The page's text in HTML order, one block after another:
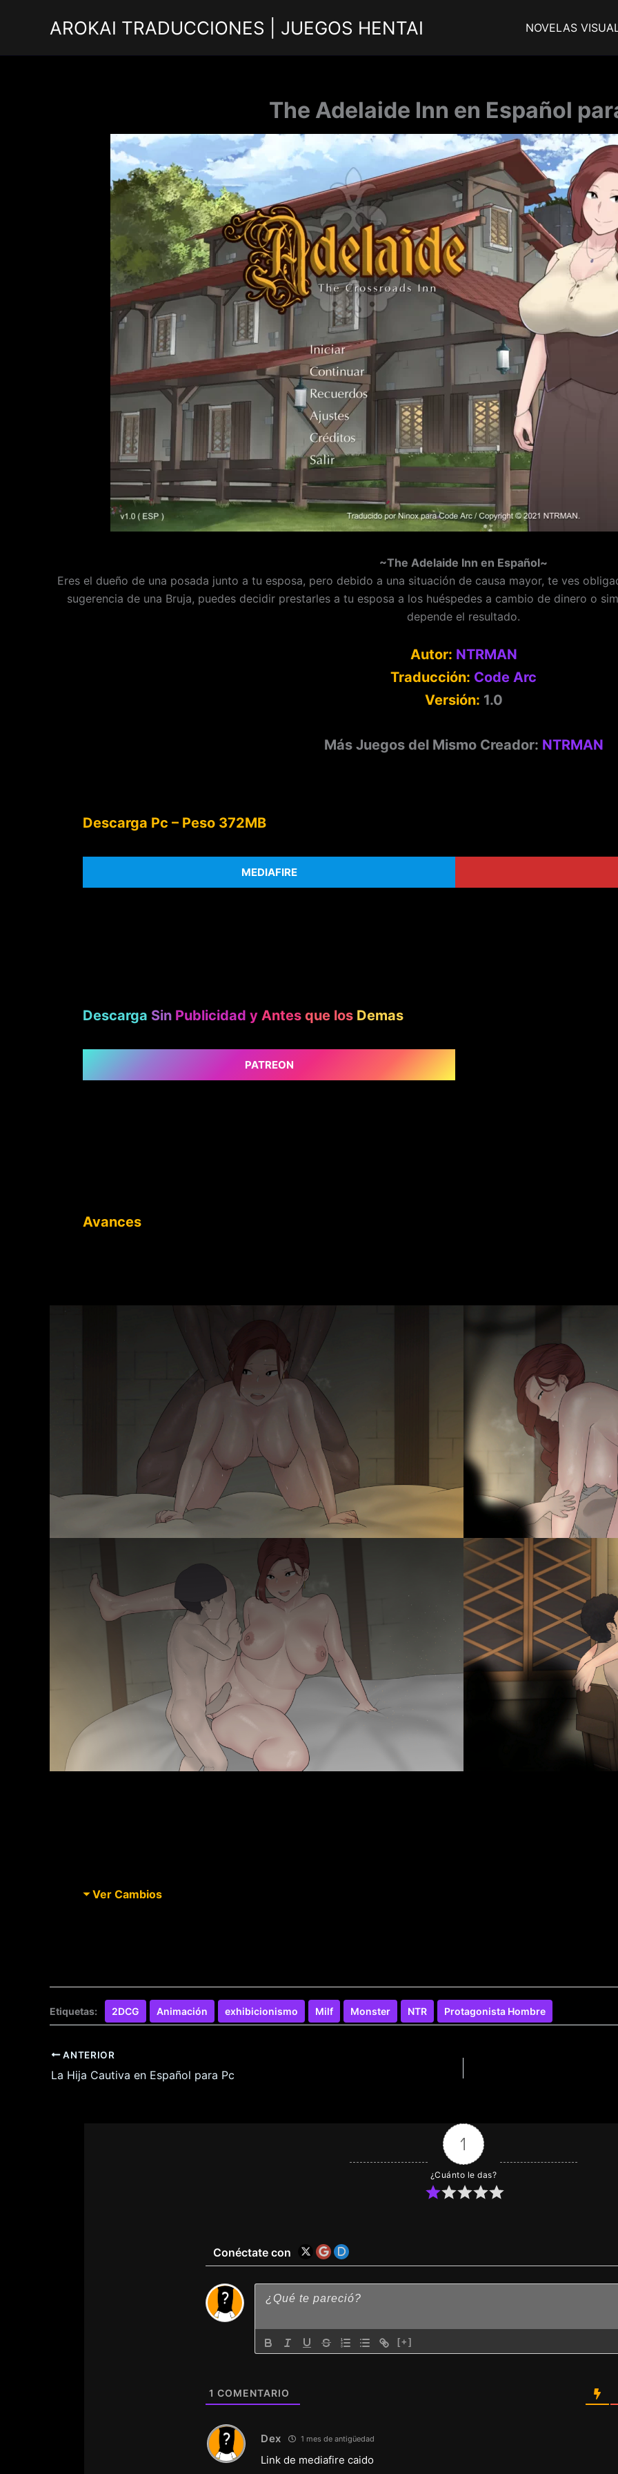
AROKAI TRADUCCIONES | JUEGOS HENTAI NOVELAS
The Adelaide Inn en Español
~The Adelaide Inn en Español~
Eres el dueño de una posada junto a tu esposa, pero debido a una situación de causa mayor, te ves
sugerencia de una Bruja, puedes decidir prestarles a tu esposa a los huéspedes a cambio de dinero o
depende el resultado.
Autor: NTRMAN
Traducción: Code Arc
Versión: 1.0
Más Juegos del Mismo Creador: NTRMAN
Descarga Pc – Peso 372MB
MEDIAFIRE
Descarga Sin Publicidad y Antes que los Demas
PATREON
Avances
Ver Cambios
Etiquetas: 2DCG Animación exhibicionismo Milf Monster NTR Protagonista Hombre
ANTERIOR
La Hija Cautiva en Español para Pc
1
¿Cuánto le das?
Conéctate con
[+]
1 COMENTARIO
Dex 1 mes de antigüedad
Link de mediafire caido